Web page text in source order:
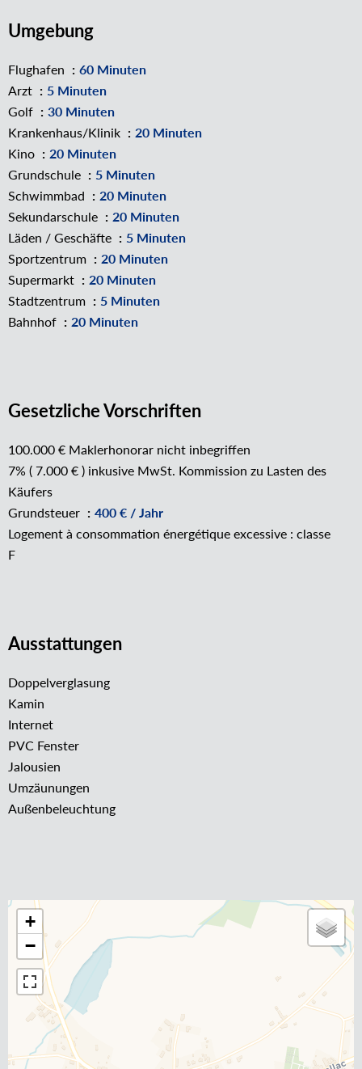
Umgebung
Flughafen
60 Minuten
Arzt
5 Minuten
Golf
30 Minuten
Krankenhaus/Klinik
20 Minuten
Kino
20 Minuten
Grundschule
5 Minuten
Schwimmbad
20 Minuten
Sekundarschule
20 Minuten
Läden / Geschäfte
5 Minuten
Sportzentrum
20 Minuten
Supermarkt
20 Minuten
Stadtzentrum
5 Minuten
Bahnhof
20 Minuten
Gesetzliche Vorschriften
100.000 € Maklerhonorar nicht inbegriffen
7% ( 7.000 € ) inkusive MwSt. Kommission zu Lasten des
Käufers
Grundsteuer
400 € / Jahr
Logement à consommation énergétique excessive : classe
F
Ausstattungen
Doppelverglasung
Kamin
Internet
PVC Fenster
Jalousien
Umzäunungen
Außenbeleuchtung
+
−